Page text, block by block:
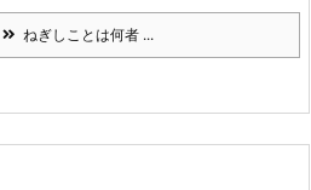
ねぎしことは何者 ...